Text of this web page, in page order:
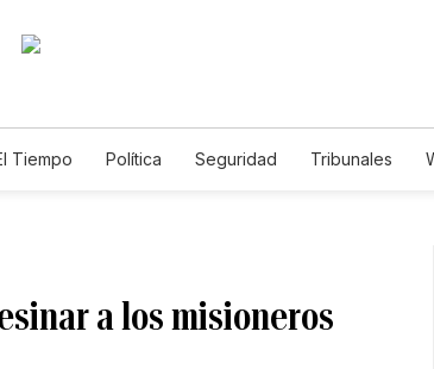
Tiempo Política Seguridad Tribunales
a los misioneros